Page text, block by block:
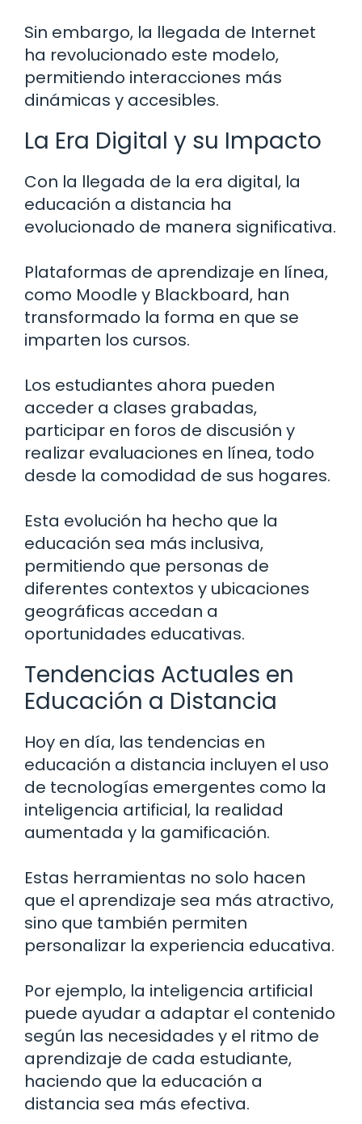
Sin embargo, la llegada de Internet
ha revolucionado este modelo,
permitiendo interacciones más
dinámicas y accesibles.
La Era Digital y su Impacto
Con la llegada de la era digital, la
educación a distancia ha
evolucionado de manera significativa.
Plataformas de aprendizaje en línea,
como Moodle y Blackboard, han
transformado la forma en que se
imparten los cursos.
Los estudiantes ahora pueden
acceder a clases grabadas,
participar en foros de discusión y
realizar evaluaciones en línea, todo
desde la comodidad de sus hogares.
Esta evolución ha hecho que la
educación sea más inclusiva,
permitiendo que personas de
diferentes contextos y ubicaciones
geográficas accedan a
oportunidades educativas.
Tendencias Actuales en
Educación a Distancia
Hoy en día, las tendencias en
educación a distancia incluyen el uso
de tecnologías emergentes como la
inteligencia artificial, la realidad
aumentada y la gamificación.
Estas herramientas no solo hacen
que el aprendizaje sea más atractivo,
sino que también permiten
personalizar la experiencia educativa.
Por ejemplo, la inteligencia artificial
puede ayudar a adaptar el contenido
según las necesidades y el ritmo de
aprendizaje de cada estudiante,
haciendo que la educación a
distancia sea más efectiva.